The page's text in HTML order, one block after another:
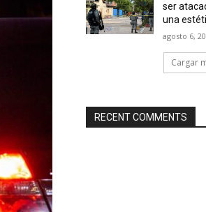
ser
una
agosto 6,
Cargar
RECENT COMMENTS